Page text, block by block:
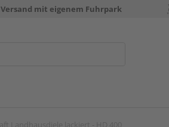
Versand mit eigenem Fuhrpark